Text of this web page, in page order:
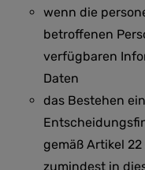
wenn die
betroffenen
verfügbaren
Daten
das Bestehen
gemäß Artikel
zumindest in